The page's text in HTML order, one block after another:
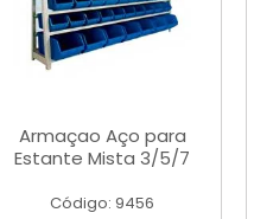
Armaçao Aço para
Estante Mista 3/5/7
Código: 9456